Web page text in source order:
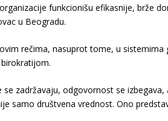
funkcionišu efikasnije, brže
u Beogradu.
rečima, nasuprot tome, u
se zadržavaju, odgovornost se
samo društvena vrednost. Ono